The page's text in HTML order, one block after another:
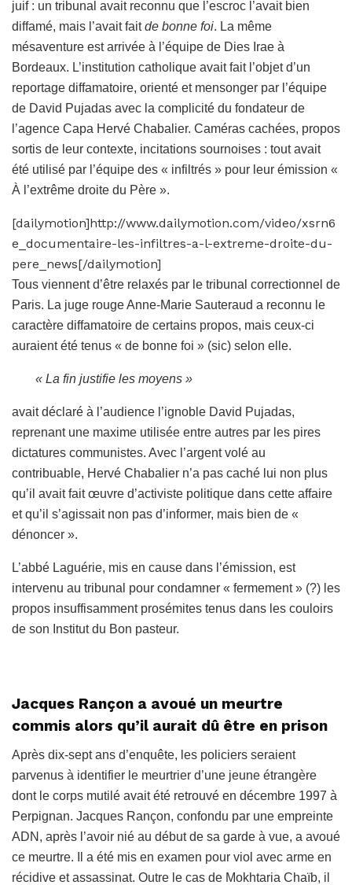
juif : un tribunal avait reconnu que l’escroc l’avait bien
diffamé, mais l’avait faitde bonne foi. La même
mésaventure est arrivée à l’équipe de Dies Irae à
Bordeaux. L’institution catholique avait fait l’objet d’un
reportage diffamatoire, orienté et mensonger par l’équipe
de David Pujadas avec la complicité du fondateur de
l’agence Capa Hervé Chabalier. Caméras cachées, propos
sortis de leur contexte, incitations sournoises : tout avait
été utilisé par l’équipe des « infiltrés » pour leur émission «
À l’extrême droite du Père ».
[dailymotion]http://www.dailymotion.com/video/xsrn6
e_documentaire-les-infiltres-a-l-extreme-droite-du-
pere_news[/dailymotion]
Tous viennent d’être relaxés par le tribunal correctionnel de
Paris. La juge rouge Anne-Marie Sauteraud a reconnu le
caractère diffamatoire de certains propos, mais ceux-ci
auraient été tenus « de bonne foi » (sic) selon elle.
« La fin justifie les moyens »
avait déclaré à l’audience l’ignoble David Pujadas,
reprenant une maxime utilisée entre autres par les pires
dictatures communistes. Avec l’argent volé au
contribuable, Hervé Chabalier n’a pas caché lui non plus
qu’il avait fait œuvre d’activiste politique dans cette affaire
et qu’il s’agissait non pas d’informer, mais bien de «
dénoncer ».
L’abbé Laguérie, mis en cause dans l’émission, est
intervenu au tribunal pour condamner « fermement » (?) les
propos insuffisamment prosémites tenus dans les couloirs
de son Institut du Bon pasteur.
Jacques Rançon a avoué un meurtre
commis alors qu’il aurait dû être en prison
Après dix-sept ans d’enquête, les policiers seraient
parvenus à identifier le meurtrier d’une jeune étrangère
dont le corps mutilé avait été retrouvé en décembre 1997 à
Perpignan. Jacques Rançon, confondu par une empreinte
ADN, après l’avoir nié au début de sa garde à vue, a avoué
ce meurtre. Il a été mis en examen pour viol avec arme en
récidive et assassinat. Outre le cas de Mokhtaria Chaïb, il